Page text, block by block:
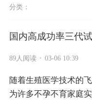
希望。三代试管婴儿
分类：
国内高成功率三代
89人阅读 · 03-06 10:39
随着生殖医学技术的
为许多不孕不育家庭